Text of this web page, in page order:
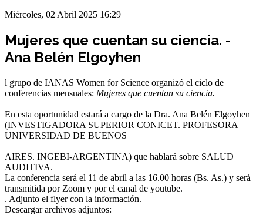
Miércoles, 02 Abril 2025 16:29
Mujeres que cuentan su ciencia. -
Ana Belén Elgoyhen
l grupo de IANAS Women for Science organizó el ciclo de
conferencias mensuales: Mujeres que cuentan su ciencia.
En esta oportunidad estará a cargo de la Dra. Ana Belén Elgoyhen
(INVESTIGADORA SUPERIOR CONICET. PROFESORA
UNIVERSIDAD DE BUENOS
AIRES. INGEBI-ARGENTINA) que hablará sobre SALUD
AUDITIVA.
La conferencia será el 11 de abril a las 16.00 horas (Bs. As.) y será
transmitida por Zoom y por el canal de youtube.
. Adjunto el flyer con la información.
Descargar archivos adjuntos: